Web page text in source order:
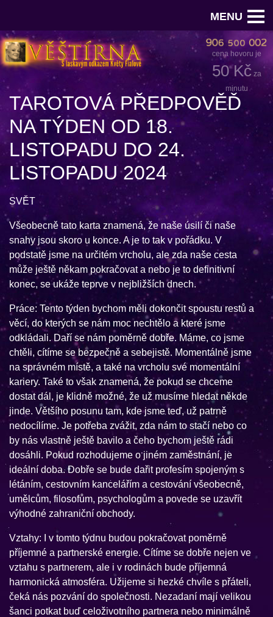
MENU
cena hovoru je
50 Kč za
minutu
TAROTOVÁ PŘEDPOVĚĎ
NA TÝDEN OD 18.
LISTOPADU DO 24.
LISTOPADU 2024
SVĚT
Všeobecně tato karta znamená, že naše úsilí či naše
snahy jsou skoro u konce. A je to tak v pořádku. V
podstatě jsme na určitém vrcholu, ale zda naše cesta
může ještě někam pokračovat a nebo je to definitivní
konec, se ukáže teprve v nejbližších dnech.
Práce: Tento týden bychom měli dokončit spoustu restů a
věcí, do kterých se nám moc nechtělo a které jsme
odkládali. Daří se nám poměrně dobře. Máme, co jsme
chtěli, cítíme se bezpečně a sebejistě. Momentálně jsme
na správném místě, a také na vrcholu své momentální
kariery. Také to však znamená, že pokud se chceme
dostat dál, je klidně možné, že už musíme hledat někde
jinde. Většího posunu tam, kde jsme teď, už patrně
nedocílíme. Je potřeba zvážit, zda nám to stačí nebo co
by nás vlastně ještě bavilo a čeho bychom ještě rádi
dosáhli. Pokud rozhodujeme o jiném zaměstnání, je
ideální doba. Dobře se bude dařit profesím spojeným s
létáním, cestovním kancelářím a cestování všeobecně,
umělcům, filosofům, psychologům a povede se uzavřít
výhodné zahraniční obchody.
Vztahy: I v tomto týdnu budou pokračovat poměrně
příjemné a partnerské energie. Cítíme se dobře nejen ve
vztahu s partnerem, ale i v rodinách bude příjemná
harmonická atmosféra. Užijeme si hezké chvíle s přáteli,
čeká nás pozvání do společnosti. Nezadaní mají velikou
šanci potkat buď celoživotního partnera nebo minimálně